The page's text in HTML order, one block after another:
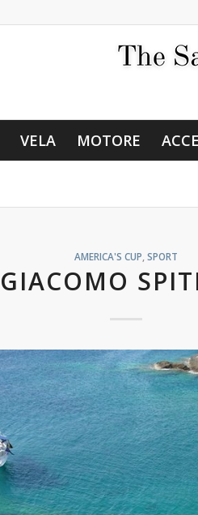
VELA MOTORE
AMERICA'S CUP ,SPORT
GIACOMO